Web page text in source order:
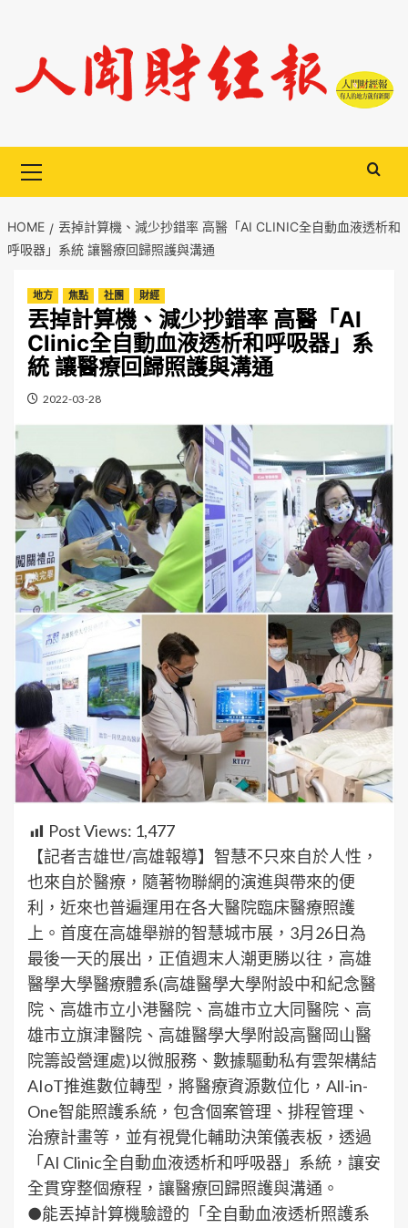
content
Menu
HOME
丟掉計算機、減少抄錯率 高醫「AI CLINIC全自動血液透析和
呼吸器」系統 讓醫療回歸照護與溝通
地方 焦點 社團 財經
丟掉計算機、減少抄錯率 高醫「AI
Clinic全自動血液透析和呼吸器」系
統 讓醫療回歸照護與溝通
2022-03-28
Post Views: 1,477
【記者吉雄世/高雄報導】智慧不只來自於人性，
也來自於醫療，隨著物聯網的演進與帶來的便
利，近來也普遍運用在各大醫院臨床醫療照護
上。首度在高雄舉辦的智慧城市展，3月26日為
最後一天的展出，正值週末人潮更勝以往，高雄
醫學大學醫療體系(高雄醫學大學附設中和紀念醫
院、高雄市立小港醫院、高雄市立大同醫院、高
雄市立旗津醫院、高雄醫學大學附設高醫岡山醫
院籌設營運處)以微服務、數據驅動私有雲架構結
AIoT推進數位轉型，將醫療資源數位化，All-in-
One智能照護系統，包含個案管理、排程管理、
治療計畫等，並有視覺化輔助決策儀表板，透過
「AI Clinic全自動血液透析和呼吸器」系統，讓安
全貫穿整個療程，讓醫療回歸照護與溝通。
●能丟掉計算機驗證的「全自動血液透析照護系